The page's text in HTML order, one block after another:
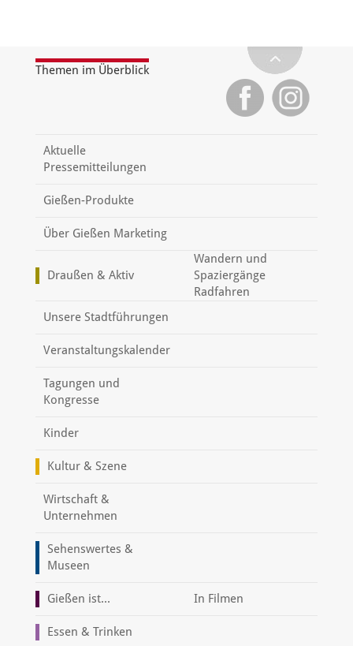
Themen im Überblick
Aktuelle
Pressemitteilungen
Gießen-Produkte
Über Gießen Marketing
Draußen & Aktiv
Wandern und
Spaziergänge
Radfahren
Unsere Stadtführungen
Veranstaltungskalender
Tagungen und
Kongresse
Kinder
Kultur & Szene
Wirtschaft &
Unternehmen
Sehenswertes &
Museen
Gießen ist... In Filmen
Essen & Trinken